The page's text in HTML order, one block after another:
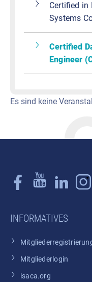
Certified in
Systems
Certified
Engineer
Es sind keine
INFORMATIVES
Mitgliederlogin
isaca.org